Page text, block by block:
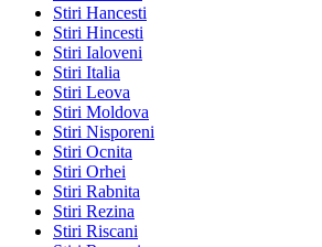
Stiri Hancesti
Stiri Hincesti
Stiri Ialoveni
Stiri Italia
Stiri Leova
Stiri Moldova
Stiri Nisporeni
Stiri Ocnita
Stiri Orhei
Stiri Rabnita
Stiri Rezina
Stiri Riscani